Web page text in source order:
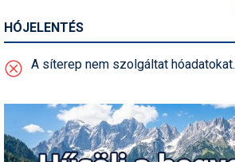
Símánia
Síoktatás
Síszerviz
Sítechnika
HÓJELENTÉS
A síterep nem szolgáltat hóadatokat.